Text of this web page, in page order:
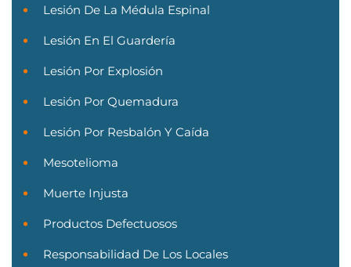
Lesión De La Médula Espinal
Lesión En El Guardería
Lesión Por Explosión
Lesión Por Quemadura
Lesión Por Resbalón Y Caída
Mesotelioma
Muerte Injusta
Productos Defectuosos
Responsabilidad De Los Locales